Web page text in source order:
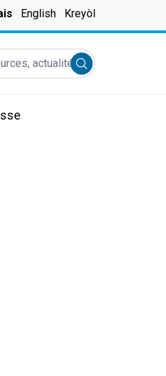
English Kreyòl
actualités et autres
Submit search